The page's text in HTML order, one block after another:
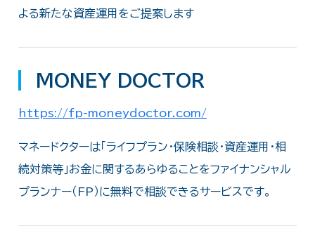
よる新たな資産運用をご提案します
MONEY DOCTOR
https://fp-moneydoctor.com/
マネードクターは「ライフプラン・保険相談・資産運用・相
続対策等」お金に関するあらゆることをファイナンシャル
プランナー（FP）に無料で相談できるサービスです。